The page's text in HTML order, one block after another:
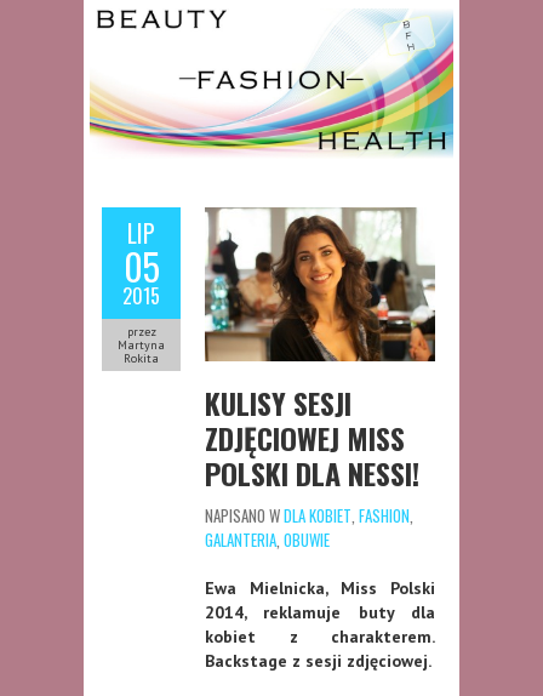
LIP
05
2015
przez
Martyna
Rokita
KULISY SESJI
ZDJĘCIOWEJ MISS
POLSKI DLA NESSI!
NAPISANO WDLA KOBIET FASHION
GALANTERIA OBUWIE
Ewa Mielnicka, Miss Polski
2014, reklamuje buty dla
kobiet z charakterem.
Backstage z sesji zdjęciowej.